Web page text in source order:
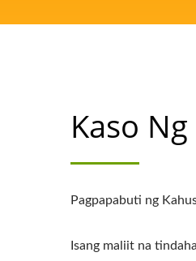
Kaso
Pagpapabuti ng
Isang maliit na